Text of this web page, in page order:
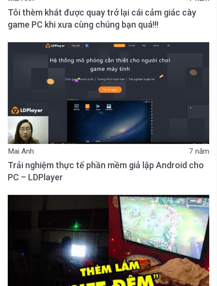
Tôi thèm khát được quay trở lại cái cảm giác cày
game PC khi xưa cùng chúng bạn quá!!!
Mai Anh 7 năm
Trải nghiệm thực tế phần mềm giả lập Android cho
PC – LDPlayer